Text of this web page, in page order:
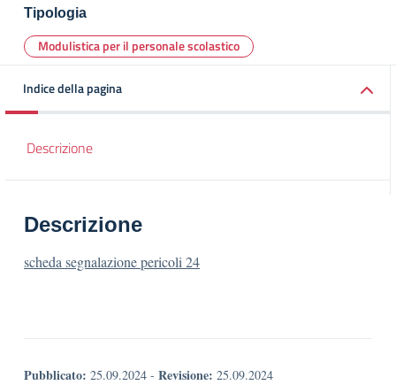
Tipologia
Modulistica per il personale scolastico
Indice della pagina
Descrizione
Descrizione
scheda segnalazione pericoli 24
Pubblicato: 25.09.2024 - Revisione: 25.09.2024